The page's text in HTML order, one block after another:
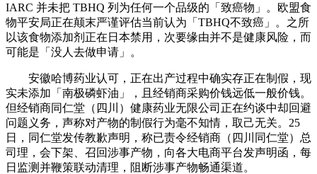
IARC 并未把 TBHQ 列为任何一个品级的「致癌物」。欧盟食
物平安局正在颠末严谨评估当前认为「TBHQ不致癌」。之所
以该食物添加剂正在日本禁用，次要缘由并不是健康风险，而
可能是「没人去做申请」。
安徽哈博药业认可，正在出产过程中确实存正在制假，现
实未添加「南极磷虾油」，且经销商采购价钱远低一般价钱。
但经销商同仁堂（四川）健康药业无限公司正在约谈中却回避
问题义务，声称对产物的制假行为毫不知情，取己无关。25
日，同仁堂发传教歉声明，称已责令经销商（四川同仁堂）总
司理，会下架、召回涉事产物，向各大电商平台发声明函，每
日监测并鞭策联动清理，阻断涉事产物畅通渠道。